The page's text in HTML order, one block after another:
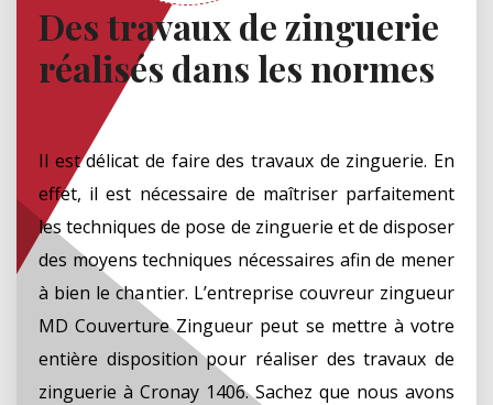
Des travaux de zinguerie
réalisés dans les normes
Il est délicat de faire des travaux de zinguerie. En
effet, il est nécessaire de maîtriser parfaitement
les techniques de pose de zinguerie et de disposer
des moyens techniques nécessaires afin de mener
à bien le chantier. L’entreprise couvreur zingueur
MD Couverture Zingueur peut se mettre à votre
entière disposition pour réaliser des travaux de
zinguerie à Cronay 1406. Sachez que nous avons